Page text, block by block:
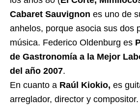
Cabaret Sauvignon es uno de
anhelos, porque asocia sus dos
música. Federico Oldenburg es
de Gastronomía a la Mejor
del año 2007.
En cuanto a Raúl Kiokio, es
arreglador, director y